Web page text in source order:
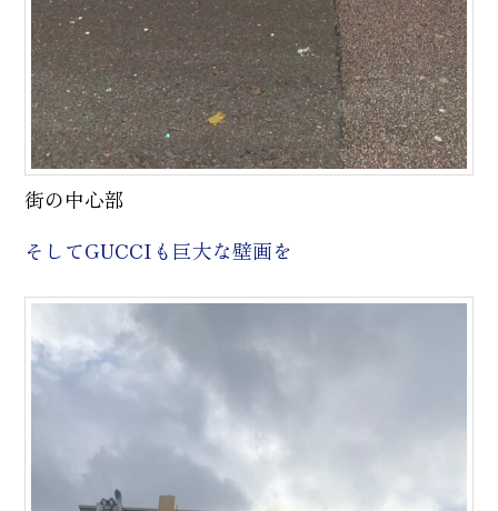
街の中心部
そしてGUCCIも巨大な壁画を